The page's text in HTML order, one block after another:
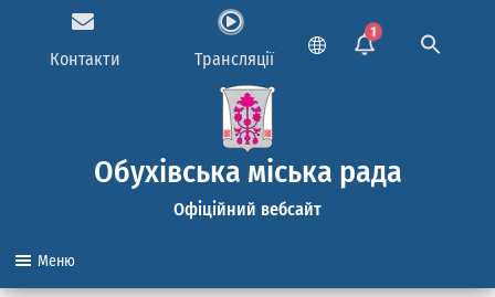
Контакти Трансляції
1
Обухівська міська рада
Офіційний вебсайт
Меню